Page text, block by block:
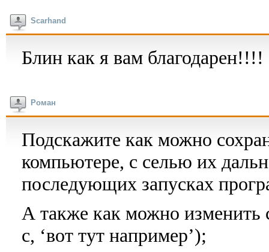
Scarhand
Блин как я вам благодарен!!!!
Роман
Подскажите как можно
компьютере, с селью их
последующих запусках
А также как можно изменить
c, ‘вот тут например’);